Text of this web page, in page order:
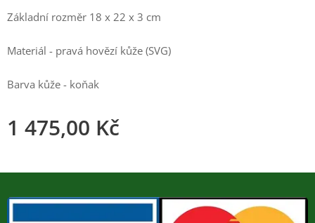
Základní rozměr 18 x 22 x 3 cm
Materiál - pravá hovězí kůže (SVG)
Barva kůže - koňak
1 475,00 Kč